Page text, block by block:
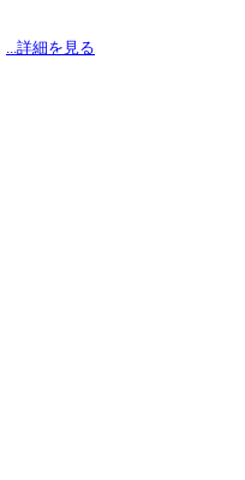
...詳細を見る